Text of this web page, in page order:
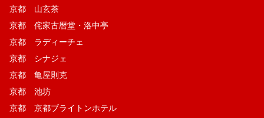
京都 山玄茶
京都 侘家古暦堂・洛中亭
京都 ラディーチェ
京都 シナジェ
京都 亀屋則克
京都 池坊
京都 京都ブライトンホテル